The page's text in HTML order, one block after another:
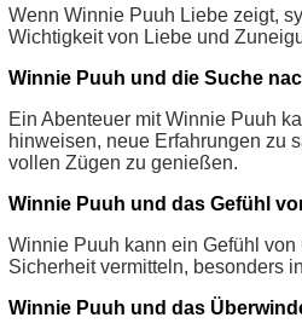
Wenn Winnie Puuh Liebe zeigt,
Wichtigkeit von Liebe und
Winnie Puuh und die Suche
Ein Abenteuer mit Winnie Puuh
hinweisen, neue Erfahrungen zu
vollen Zügen zu genießen.
Winnie Puuh und das Gefühl
Winnie Puuh kann ein Gefühl von
Sicherheit vermitteln, besonders
Winnie Puuh und das